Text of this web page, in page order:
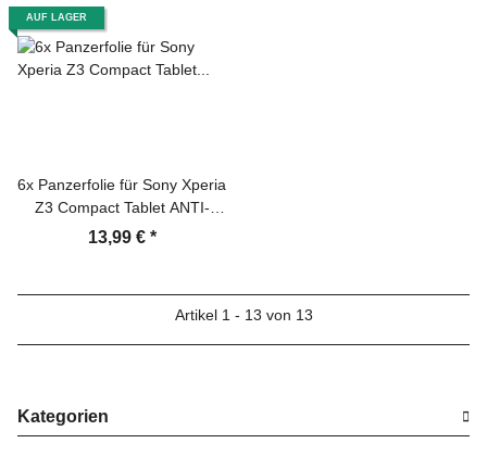
AUF LAGER
6x Panzerfolie für Sony Xperia
Z3 Compact Tablet ANTI-
SCHOCK Displayschutz KLAR
13,99 € *
Artikel 1 - 13 von 13
Kategorien